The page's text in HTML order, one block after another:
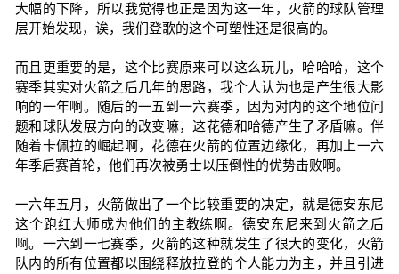
大幅的下降，所以我觉得也正是因为这一年，火箭的球队管理
层开始发现，诶，我们登歌的这个可塑性还是很高的。
而且更重要的是，这个比赛原来可以这么玩儿，哈哈哈，这个
赛季其实对火箭之后几年的思路，我个人认为也是产生很大影
响的一年啊。随后的一五到一六赛季，因为对内的这个地位问
题和球队发展方向的改变嘛，这花德和哈德产生了矛盾嘛。伴
随着卡佩拉的崛起啊，花德在火箭的位置边缘化，再加上一六
年季后赛首轮，他们再次被勇士以压倒性的优势击败啊。
一六年五月，火箭做出了一个比较重要的决定，就是德安东尼
这个跑红大师成为他们的主教练啊。德安东尼来到火箭之后
啊。一六到一七赛季，火箭的这种就发生了很大的变化，火箭
队内的所有位置都以围绕释放拉登的个人能力为主，并且引进